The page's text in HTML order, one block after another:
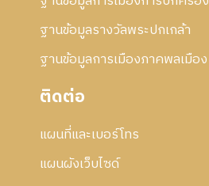
ฐานข้อมูลรางวัลพระปกเกล้า
ฐานข้อมูลการเมืองภาคพลเมือง
ติดต่อ
แผนที่และเบอร์โทร
แผนผังเว็บไซด์